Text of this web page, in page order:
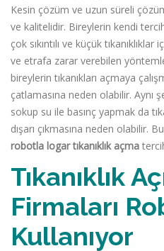
Kesin çözüm ve uzun süreli
ve kalitelidir. Bireylerin kendi
çok sıkıntılı ve küçük
ve etrafa zarar verebilen
bireylerin tıkanıkları açmaya
çatlamasına neden olabilir. Aynı
sokup su ile basınç yapmak da
dışarı çıkmasına neden olabilir.
robotla logar tıkanıklık açma
Tıkanıklık
Firmaları
Kullanıyor